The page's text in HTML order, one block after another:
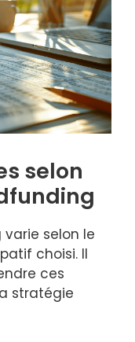
selon
selon le
choisi. Il
ces
stratégie